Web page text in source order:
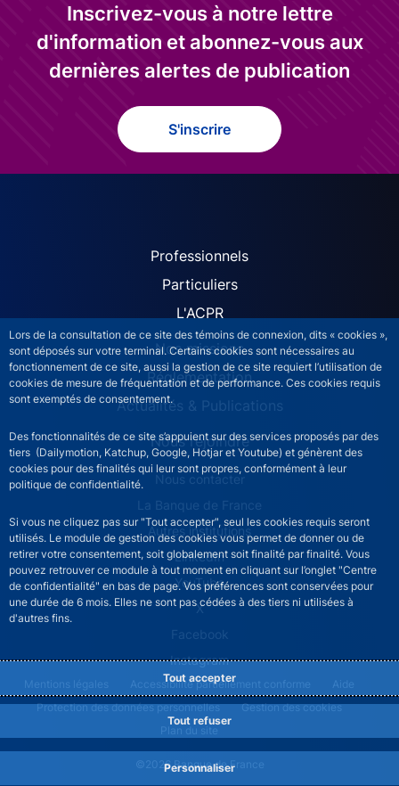
Lors de la consultation de ce site des témoins de connexion, dits « cookies »,
sont déposés sur votre terminal. Certains cookies sont nécessaires au
fonctionnement de ce site, aussi la gestion de ce site requiert l’utilisation de
cookies de mesure de fréquentation et de performance. Ces cookies requis
sont exemptés de consentement.
Des fonctionnalités de ce site s’appuient sur des services proposés par des
tiers (Dailymotion, Katchup, Google, Hotjar et Youtube) et génèrent des
cookies pour des finalités qui leur sont propres, conformément à leur
politique de confidentialité.
Si vous ne cliquez pas sur "Tout accepter", seul les cookies requis seront
utilisés. Le module de gestion des cookies vous permet de donner ou de
retirer votre consentement, soit globalement soit finalité par finalité. Vous
pouvez retrouver ce module à tout moment en cliquant sur l’onglet "Centre
de confidentialité" en bas de page. Vos préférences sont conservées pour
une durée de 6 mois. Elles ne sont pas cédées à des tiers ni utilisées à
d'autres fins.
Tout accepter
Tout refuser
Personnaliser
Inscrivez-vous à notre lettre
d'information et abonnez-vous aux
dernières alertes de publication
S'inscrire
ACPR site navigation
Professionnels
Particuliers
L'ACPR
Nos missions
Réglementation
Actualités & Publications
Nous rejoindre
ACPR footer secondary menu (French)
Nous contacter
La Banque de France
Autres institutions
LinkedIn
YouTube
X
Facebook
Instagram
©2026 Banque de France
ACPR footer legal notice menu
Mentions légales Accessibilité partiellement conforme
Aide
Protection des données personnelles
Gestion des cookies
Plan du site